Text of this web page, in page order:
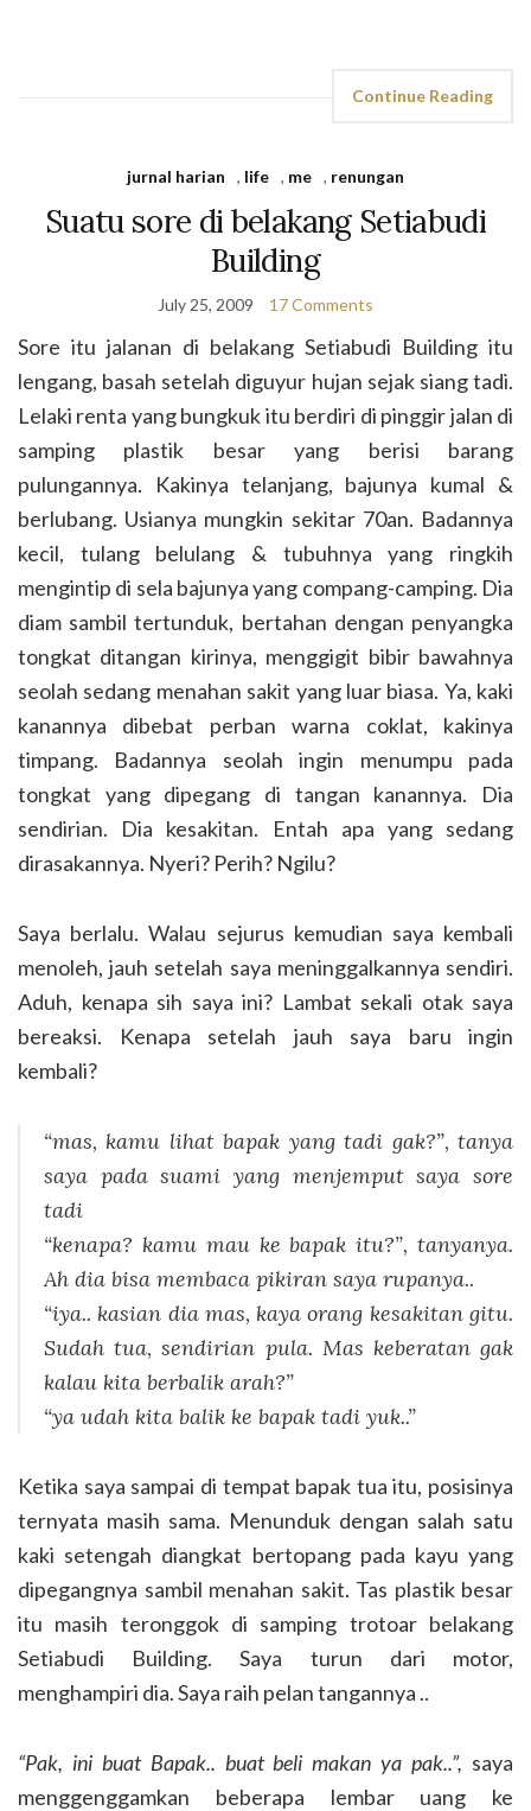
Continue Reading
jurnal harian , life , me , renungan
Suatu sore di belakang Setiabudi
Building
July 25, 2009 17 Comments
Sore itu jalanan di belakang Setiabudi Building itu
lengang, basah setelah diguyur hujan sejak siang tadi.
Lelaki renta yang bungkuk itu berdiri di pinggir jalan di
samping plastik besar yang berisi barang
pulungannya. Kakinya telanjang, bajunya kumal &
berlubang. Usianya mungkin sekitar 70an. Badannya
kecil, tulang belulang & tubuhnya yang ringkih
mengintip di sela bajunya yang compang-camping. Dia
diam sambil tertunduk, bertahan dengan penyangka
tongkat ditangan kirinya, menggigit bibir bawahnya
seolah sedang menahan sakit yang luar biasa. Ya, kaki
kanannya dibebat perban warna coklat, kakinya
timpang. Badannya seolah ingin menumpu pada
tongkat yang dipegang di tangan kanannya. Dia
sendirian. Dia kesakitan. Entah apa yang sedang
dirasakannya. Nyeri? Perih? Ngilu?
Saya berlalu. Walau sejurus kemudian saya kembali
menoleh, jauh setelah saya meninggalkannya sendiri.
Aduh, kenapa sih saya ini? Lambat sekali otak saya
bereaksi. Kenapa setelah jauh saya baru ingin
kembali?
“mas, kamu lihat bapak yang tadi gak?”, tanya
saya pada suami yang menjemput saya sore
tadi
“kenapa? kamu mau ke bapak itu?”, tanyanya.
Ah dia bisa membaca pikiran saya rupanya..
“iya.. kasian dia mas, kaya orang kesakitan gitu.
Sudah tua, sendirian pula. Mas keberatan gak
kalau kita berbalik arah?”
“ya udah kita balik ke bapak tadi yuk..”
Ketika saya sampai di tempat bapak tua itu, posisinya
ternyata masih sama. Menunduk dengan salah satu
kaki setengah diangkat bertopang pada kayu yang
dipegangnya sambil menahan sakit. Tas plastik besar
itu masih teronggok di samping trotoar belakang
Setiabudi Building. Saya turun dari motor,
menghampiri dia. Saya raih pelan tangannya ..
“Pak, ini buat Bapak.. buat beli makan ya pak..”, saya
menggenggamkan beberapa lembar uang ke